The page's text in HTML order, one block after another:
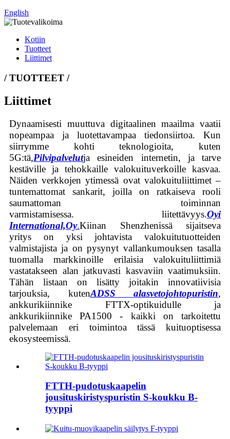
English
Kotiin
Tuotteet
Liittimet
/ TUOTTEET /
Liittimet
Dynaamisesti muuttuva digitaalinen maailma vaatii
nopeampaa ja luotettavampaa tiedonsiirtoa. Kun
siirrymme kohti teknologioita, kuten
5G:tä,Pilvipalvelutja esineiden internetin, ja tarve
kestäville ja tehokkaille valokuituverkoille kasvaa.
Näiden verkkojen ytimessä ovat valokuituliittimet –
tuntemattomat sankarit, joilla on ratkaiseva rooli
saumattoman toiminnan
varmistamisessa.
liitettävyys.Oyi
International,Oy.Kiinan Shenzhenissä sijaitseva
yritys on yksi johtavista valokuitutuotteiden
valmistajista ja on pysynyt vallankumouksen tasalla
tuomalla markkinoille erilaisia ​​valokuituliittimiä
vastatakseen alan jatkuvasti kasvaviin vaatimuksiin.
Tähän listaan ​​on lisätty joitakin innovatiivisia
tarjouksia, kutenADSS alasvetojohtopuristin,
ankkurikiinnike FTTX-optikuidulle ja
ankkurikiinnike PA1500 - kaikki on tarkoitettu
palvelemaan eri toimintoa tässä kuituoptisessa
ekosysteemissä.
FTTH-pudotuskaapelin
jousituskiristyspuristin S-koukku B-
tyyppi